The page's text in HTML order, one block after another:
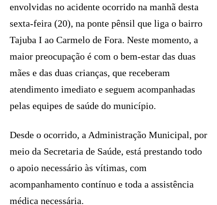
envolvidas no acidente ocorrido na manhã desta
sexta-feira (20), na ponte pênsil que liga o bairro
Tajuba I ao Carmelo de Fora. Neste momento, a
maior preocupação é com o bem-estar das duas
mães e das duas crianças, que receberam
atendimento imediato e seguem acompanhadas
pelas equipes de saúde do município.
Desde o ocorrido, a Administração Municipal, por
meio da Secretaria de Saúde, está prestando todo
o apoio necessário às vítimas, com
acompanhamento contínuo e toda a assistência
médica necessária.